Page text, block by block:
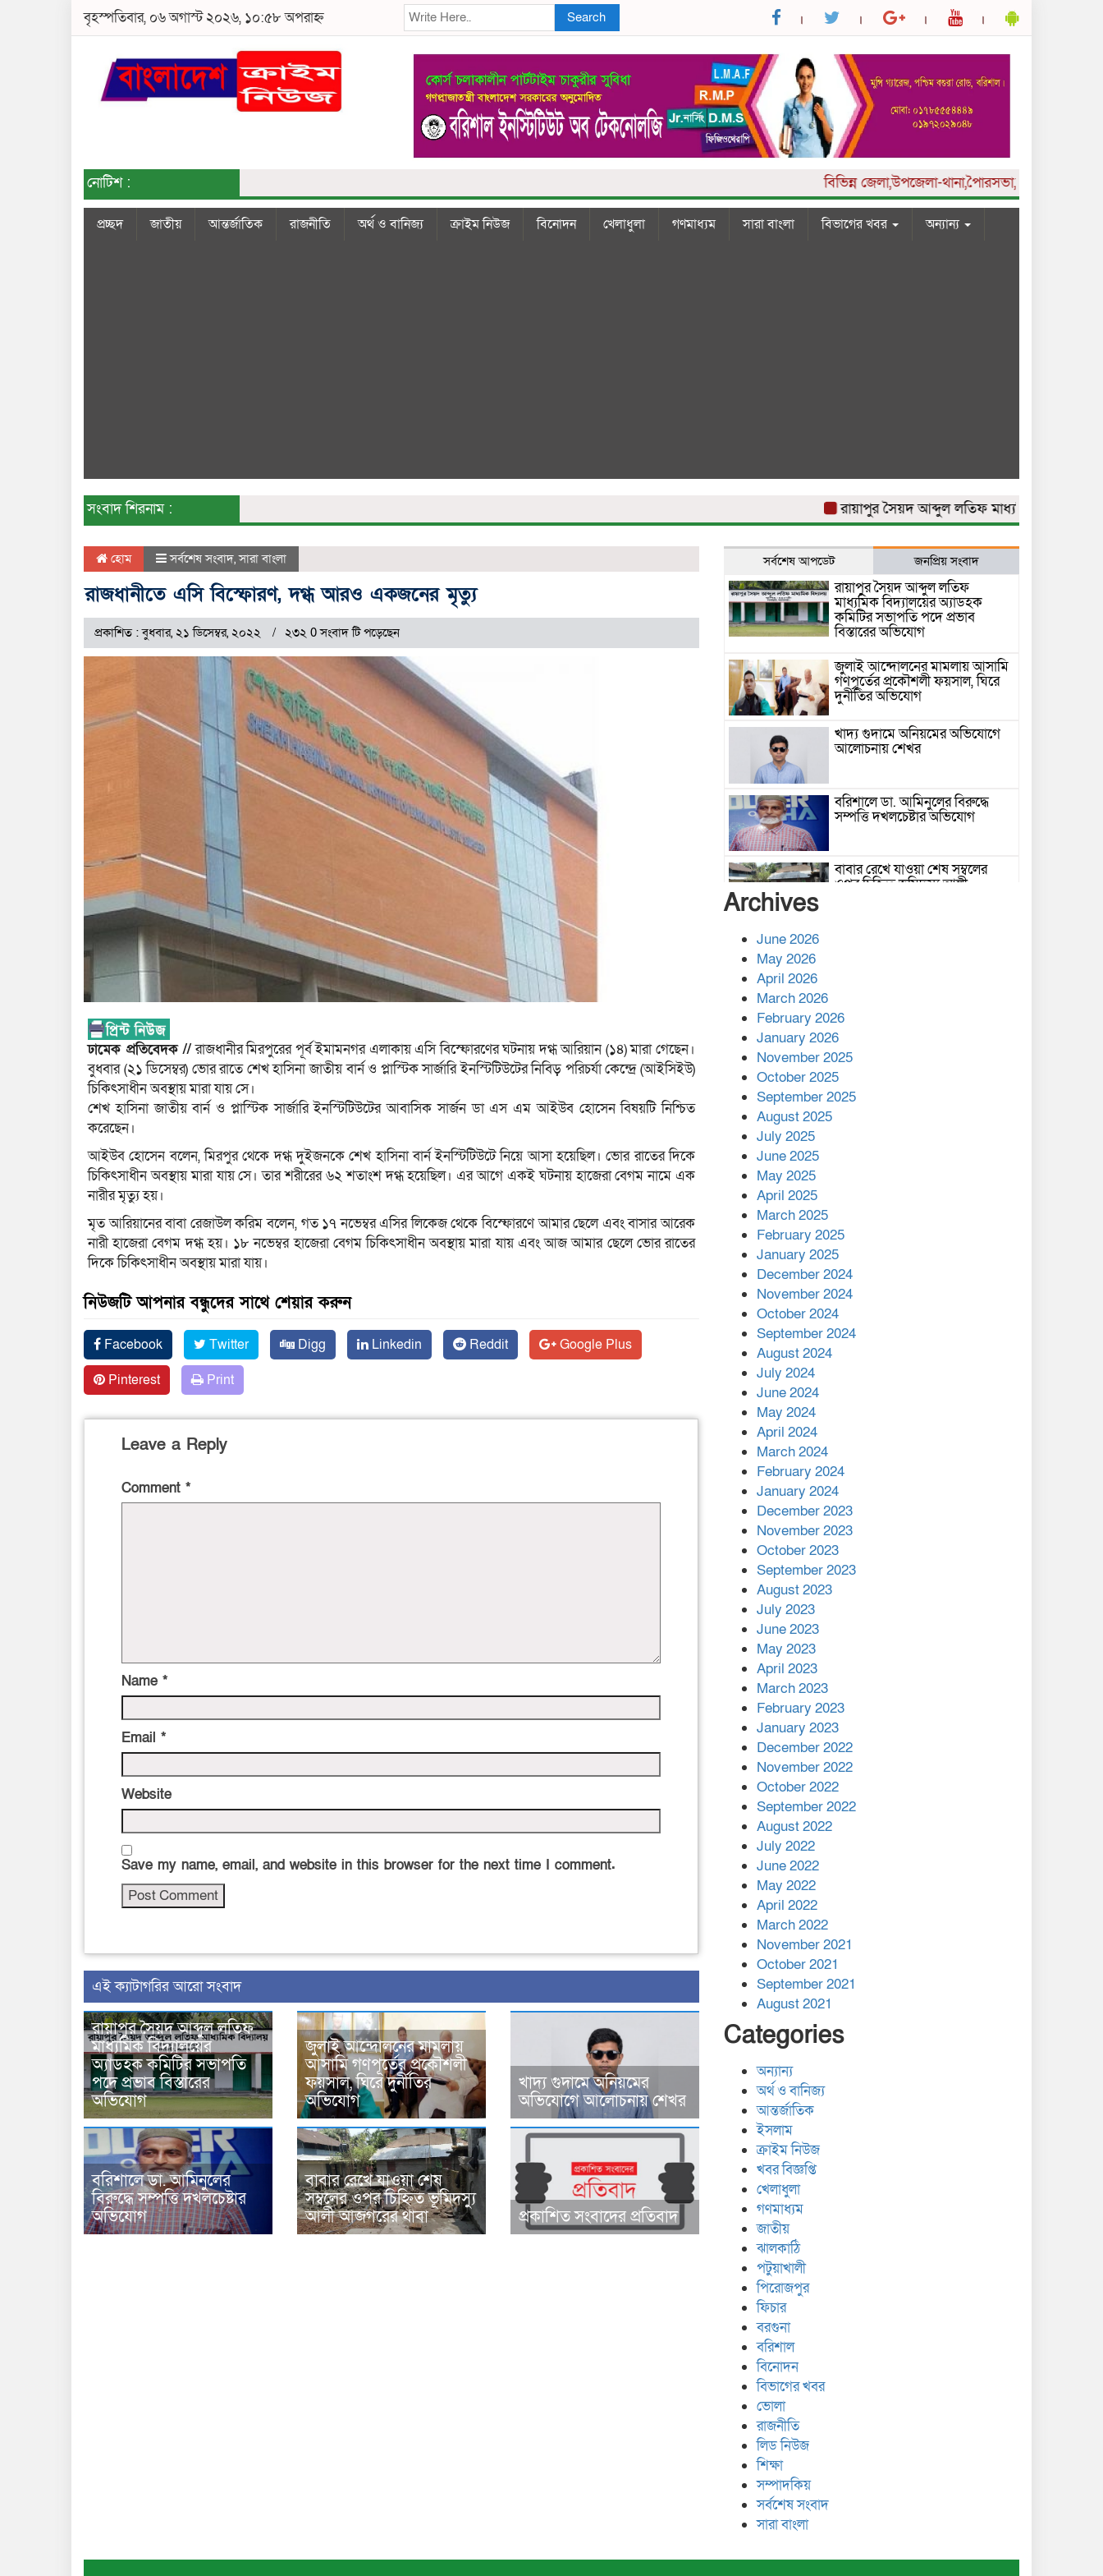
বৃহস্পতিবার, ০৬ অগাস্ট ২০২৬, ১০:৫৮ অপরাহ্ন Search
নোটিশ : বিভিন্নজেলা,উপজেলা-থানা,পৈারসভা,কলেজ ও ইউনিয়ন
প্রচ্ছদ জাতীয় আন্তর্জাতিক রাজনীতি অর্থ ও বানিজ্য ক্রাইম নিউজ বিনোদন খেলাধুলা গণমাধ্যম সারা বাংলা বিভাগের খবর অন্যান্য
সংবাদ শিরনাম : রায়াপুর সৈয়দ আব্দুল লতিফ মাধ্যমিক বিদ্যালয়ের
হোম সর্বশেষ সংবাদ,সারা বাংলা
রাজধানীতে এসি বিস্ফোরণ, দগ্ধ আরও একজনের মৃত্যু
প্রকাশিত : বুধবার, ২১ ডিসেম্বর, ২০২২ ২৩২ 0 সংবাদ টি পড়েছেন
ঢামেক প্রতিবেদক //রাজধানীর মিরপুরের পূর্ব ইমামনগর এলাকায় এসি বিস্ফোরণের ঘটনায় দগ্ধ আরিয়ান (১৪) মারা গেছেন।
বুধবার (২১ ডিসেম্বর) ভোর রাতে শেখ হাসিনা জাতীয় বার্ন ও প্লাস্টিক সার্জারি ইনস্টিটিউটের নিবিড় পরিচর্যা কেন্দ্রে (আইসিইউ)
চিকিৎসাধীন অবস্থায় মারা যায় সে।
শেখ হাসিনা জাতীয় বার্ন ও প্লাস্টিক সার্জারি ইনস্টিটিউটের আবাসিক সার্জন ডা এস এম আইউব হোসেন বিষয়টি নিশ্চিত
করেছেন।
আইউব হোসেন বলেন, মিরপুর থেকে দগ্ধ দুইজনকে শেখ হাসিনা বার্ন ইনস্টিটিউটে নিয়ে আসা হয়েছিল। ভোর রাতের দিকে
চিকিৎসাধীন অবস্থায় মারা যায় সে। তার শরীরের ৬২ শতাংশ দগ্ধ হয়েছিল। এর আগে একই ঘটনায় হাজেরা বেগম নামে এক
নারীর মৃত্যু হয়।
মৃত আরিয়ানের বাবা রেজাউল করিম বলেন, গত ১৭ নভেম্বর এসির লিকেজ থেকে বিস্ফোরণে আমার ছেলে এবং বাসার আরেক
নারী হাজেরা বেগম দগ্ধ হয়। ১৮ নভেম্বর হাজেরা বেগম চিকিৎসাধীন অবস্থায় মারা যায় এবং আজ আমার ছেলে ভোর রাতের
দিকে চিকিৎসাধীন অবস্থায় মারা যায়।
নিউজটি আপনার বন্ধুদের সাথে শেয়ার করুন
Facebook Twitter Digg Linkedin Reddit
Google Plus
Pinterest
Print
Leave a Reply
Comment *
Name *
Email *
Website
Save my name, email, and website in this browser for the next time I comment.
‍এই ক্যাটাগরির ‍আরো সংবাদ
রায়াপুর সৈয়দ আব্দুল লতিফ
মাধ্যমিক বিদ্যালয়ের
অ্যাডহক কমিটির সভাপতি
পদে প্রভাব বিস্তারের
অভিযোগ
জুলাই আন্দোলনের মামলায়
আসামি গণপূর্তের প্রকৌশলী
ফয়সাল, ঘিরে দুর্নীতির
অভিযোগ
খাদ্য গুদামে অনিয়মের
অভিযোগে আলোচনায় শেখর
বরিশালে ডা. আমিনুলের
বিরুদ্ধে সম্পত্তি দখলচেষ্টার
অভিযোগ
বাবার রেখে যাওয়া শেষ
সম্বলের ওপর চিহ্নিত ভূমিদস্যু
আলী আজগরের থাবা
প্রকাশিত সংবাদের প্রতিবাদ
সর্বশেষ আপডেট জনপ্রিয় সংবাদ
রায়াপুর সৈয়দ আব্দুল লতিফ
মাধ্যমিক বিদ্যালয়ের অ্যাডহক
কমিটির সভাপতি পদে প্রভাব
বিস্তারের অভিযোগ
জুলাই আন্দোলনের মামলায় আসামি
গণপূর্তের প্রকৌশলী ফয়সাল, ঘিরে
দুর্নীতির অভিযোগ
খাদ্য গুদামে অনিয়মের অভিযোগে
আলোচনায় শেখর
বরিশালে ডা. আমিনুলের বিরুদ্ধে
সম্পত্তি দখলচেষ্টার অভিযোগ
বাবার রেখে যাওয়া শেষ সম্বলের
ওপর চিহ্নিত ভূমিদস্যু আলী
প্রকাশের অভিযোগ
শের-ই-বাংলা গোল্ডেন অ্যাওয়ার্ড
২০২৬-এ সম্মানিত পরিচালক ইমন
নিহত, আহত ৪০
Archives
June 2026
May 2026
April 2026
March 2026
February 2026
January 2026
November 2025
October 2025
September 2025
August 2025
July 2025
June 2025
May 2025
April 2025
March 2025
February 2025
January 2025
December 2024
November 2024
October 2024
September 2024
August 2024
July 2024
June 2024
May 2024
April 2024
March 2024
February 2024
January 2024
December 2023
November 2023
October 2023
September 2023
August 2023
July 2023
June 2023
May 2023
April 2023
March 2023
February 2023
January 2023
December 2022
November 2022
October 2022
September 2022
August 2022
July 2022
June 2022
May 2022
April 2022
March 2022
November 2021
October 2021
September 2021
August 2021
Categories
অন্যান্য
অর্থ ও বানিজ্য
আন্তর্জাতিক
ইসলাম
ক্রাইম নিউজ
খবর বিজ্ঞপ্তি
খেলাধুলা
গণমাধ্যম
জাতীয়
ঝালকাঠি
পটুয়াখালী
পিরোজপুর
ফিচার
বরগুনা
বরিশাল
বিনোদন
বিভাগের খবর
ভোলা
রাজনীতি
লিড নিউজ
শিক্ষা
সম্পাদকিয়
সর্বশেষ সংবাদ
সারা বাংলা